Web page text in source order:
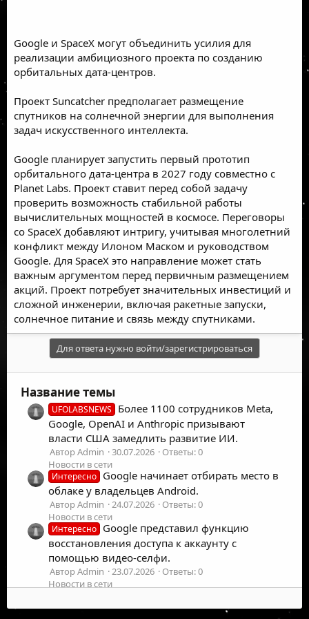
Google и SpaceX могут объединить усилия для
реализации амбициозного проекта по созданию
орбитальных дата-центров.
Проект Suncatcher предполагает размещение
спутников на солнечной энергии для выполнения
задач искусственного интеллекта.
Google планирует запустить первый прототип
орбитального дата-центра в 2027 году совместно с
Planet Labs. Проект ставит перед собой задачу
проверить возможность стабильной работы
вычислительных мощностей в космосе. Переговоры
со SpaceX добавляют интригу, учитывая многолетний
конфликт между Илоном Маском и руководством
Google. Для SpaceX это направление может стать
важным аргументом перед первичным размещением
акций. Проект потребует значительных инвестиций и
сложной инженерии, включая ракетные запуски,
солнечное питание и связь между спутниками.
Для ответа нужно войти/зарегистрироваться
Название темы
UFOLABSNEWS
Более 1100 сотрудников Meta,
Google, OpenAI и Anthropic призывают
власти США замедлить развитие ИИ.
Автор Admin 30.07.2026
Ответы: 0
Новости в сети
Интересно Google начинает отбирать место в
облаке у владельцев Android.
Автор Admin 24.07.2026
Ответы: 0
Новости в сети
Интересно Google представил функцию
восстановления доступа к аккаунту с
помощью видео-селфи.
Автор Admin 23.07.2026
Ответы: 0
Новости в сети
использовал Google Gemini для управления